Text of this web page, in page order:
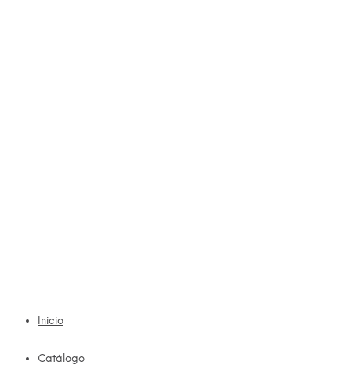
Inicio
Catálogo